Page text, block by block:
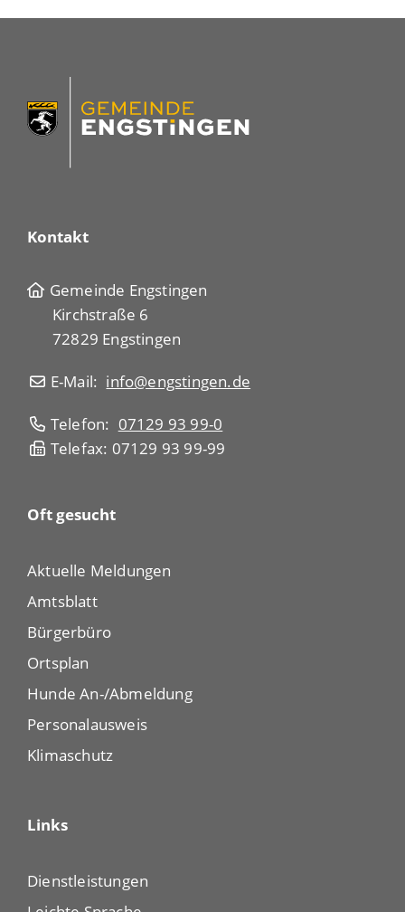
Kontakt
Gemeinde Engstingen
Kirchstraße 6
72829 Engstingen
E-Mail: info@engstingen.de
Telefon: 07129 93 99-0
Telefax: 07129 93 99-99
Oft gesucht
Aktuelle Meldungen
Amtsblatt
Bürgerbüro
Ortsplan
Hunde An-/Abmeldung
Personalausweis
Klimaschutz
Links
Dienstleistungen